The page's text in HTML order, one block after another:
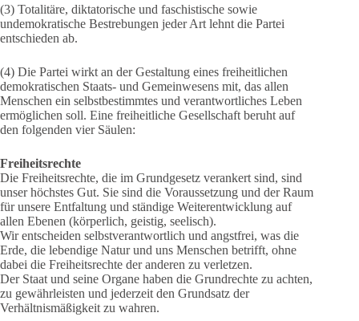
(3) Totalitäre, diktatorische und faschistische sowie
undemokratische Bestrebungen jeder Art lehnt die Partei
entschieden ab.
(4) Die Partei wirkt an der Gestaltung eines freiheitlichen
demokratischen Staats- und Gemeinwesens mit, das allen
Menschen ein selbstbestimmtes und verantwortliches Leben
ermöglichen soll. Eine freiheitliche Gesellschaft beruht auf
den folgenden vier Säulen:
Freiheitsrechte
Die Freiheitsrechte, die im Grundgesetz verankert sind, sind
unser höchstes Gut. Sie sind die Voraussetzung und der Raum
für unsere Entfaltung und ständige Weiterentwicklung auf
allen Ebenen (körperlich, geistig, seelisch).
Wir entscheiden selbstverantwortlich und angstfrei, was die
Erde, die lebendige Natur und uns Menschen betrifft, ohne
dabei die Freiheitsrechte der anderen zu verletzen.
Der Staat und seine Organe haben die Grundrechte zu achten,
zu gewährleisten und jederzeit den Grundsatz der
Verhältnismäßigkeit zu wahren.